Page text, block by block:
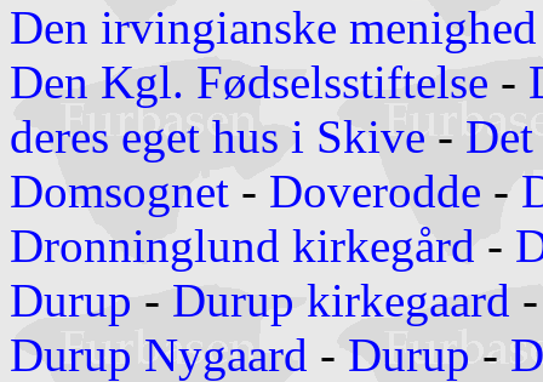
Den irvingianske
Den Kgl. Fødselsstiftelse -
deres eget hus i Skive -
Domsognet - Doverodde -
Dronninglund kirkegård -
Durup - Durup kirkegaard
Durup Nygaard - Durup -